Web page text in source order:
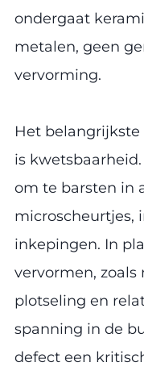
ondergaat
metalen, geen
vervorming.
Het
is
om te barsten in
microscheurtjes,
inkepingen. In
vervormen, zoals
plotseling en
spanning in de
defect een